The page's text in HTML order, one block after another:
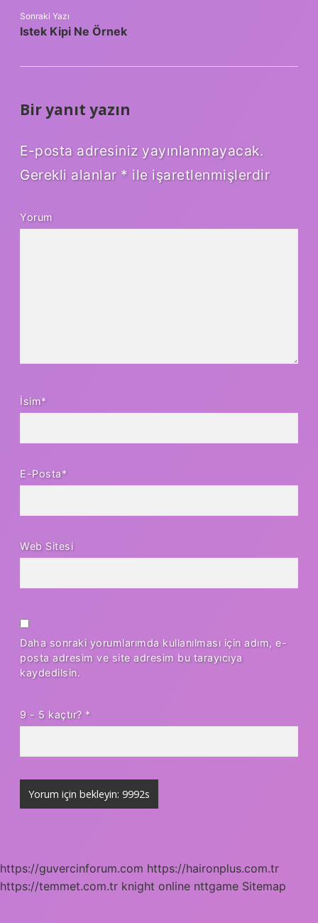
Sonraki Yazı
Istek Kipi Ne Örnek
Bir yanıt yazın
E-posta adresiniz yayınlanmayacak.
Gerekli alanlar * ile işaretlenmişlerdir
Yorum
İsim*
E-Posta*
Web Sitesi
Daha sonraki yorumlarımda kullanılması için adım, e-
posta adresim ve site adresim bu tarayıcıya
kaydedilsin.
9 - 5 kaçtır? *
https://guvercinforum.com https://haironplus.com.tr
https://temmet.com.tr knight online nttgame Sitemap